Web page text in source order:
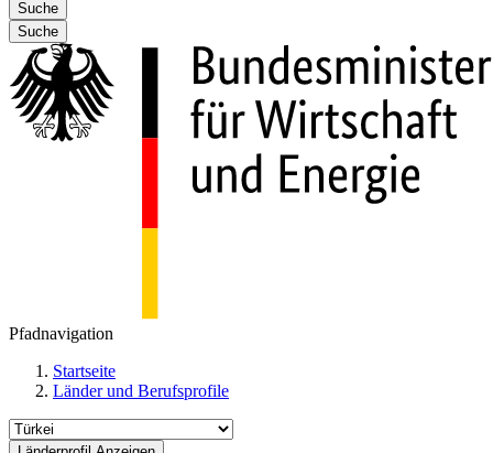
Suche
Pfadnavigation
Startseite
Länder und Berufsprofile